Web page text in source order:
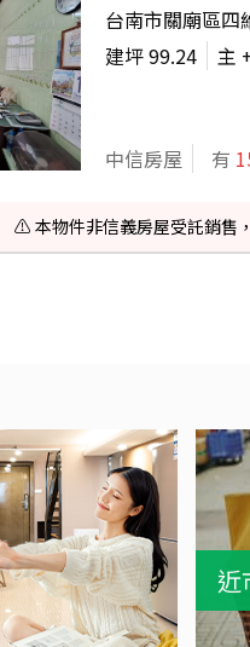
台南市關廟區四
建坪99.24 主
中信房屋 有
⚠️ 本物件非信義房屋受託銷售
近